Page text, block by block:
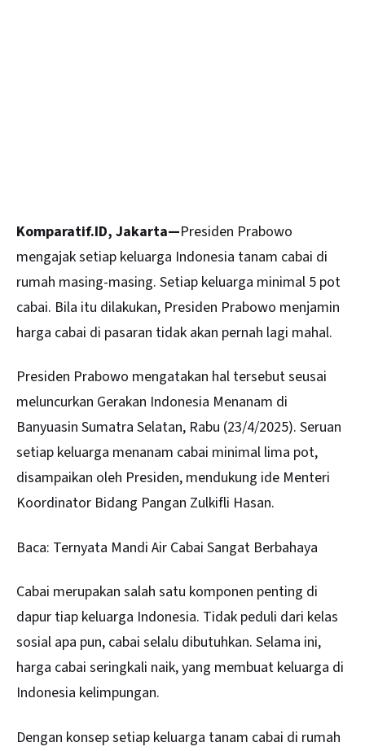
Komparatif.ID, Jakarta—Presiden Prabowo
mengajak setiap keluarga Indonesia tanam cabai di
rumah masing-masing. Setiap keluarga minimal 5 pot
cabai. Bila itu dilakukan, Presiden Prabowo menjamin
harga cabai di pasaran tidak akan pernah lagi mahal.
Presiden Prabowo mengatakan hal tersebut seusai
meluncurkan Gerakan Indonesia Menanam di
Banyuasin Sumatra Selatan, Rabu (23/4/2025). Seruan
setiap keluarga menanam cabai minimal lima pot,
disampaikan oleh Presiden, mendukung ide Menteri
Koordinator Bidang Pangan Zulkifli Hasan.
Baca: Ternyata Mandi Air Cabai Sangat Berbahaya
Cabai merupakan salah satu komponen penting di
dapur tiap keluarga Indonesia. Tidak peduli dari kelas
sosial apa pun, cabai selalu dibutuhkan. Selama ini,
harga cabai seringkali naik, yang membuat keluarga di
Indonesia kelimpungan.
Dengan konsep setiap keluarga tanam cabai di rumah